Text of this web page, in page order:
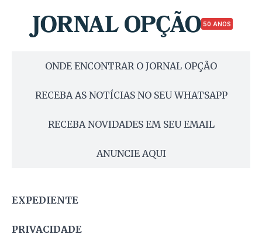
50 ANOS
ONDE ENCONTRAR O JORNAL OPÇÃO
RECEBA AS NOTÍCIAS NO SEU WHATSAPP
RECEBA NOVIDADES EM SEU EMAIL
ANUNCIE AQUI
EXPEDIENTE
PRIVACIDADE